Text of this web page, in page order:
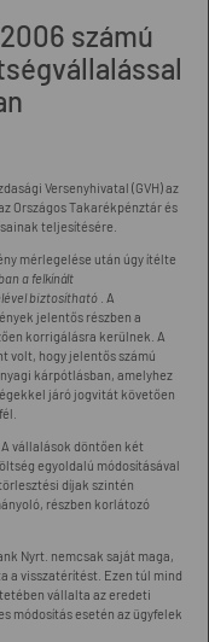
számú
Versenyhivatal (GVH) az
Országos Takarékpénztár és
teljesítésére.
mérlegelése után úgy ítélte
a felkínált
biztosítható . A
jelentős részben a
korrigálásra kerülnek. A
volt, hogy jelentős számú
kárpótlásban, amelyhez
járó jogvitát követően
vállalások döntően két
egyoldalú módosításával
díjak szintén
részben korlátozó
Nyrt. nemcsak saját maga,
a visszatérítést. Ezen túl mind
vállalta az eredeti
módosítás esetén az ügyfelek